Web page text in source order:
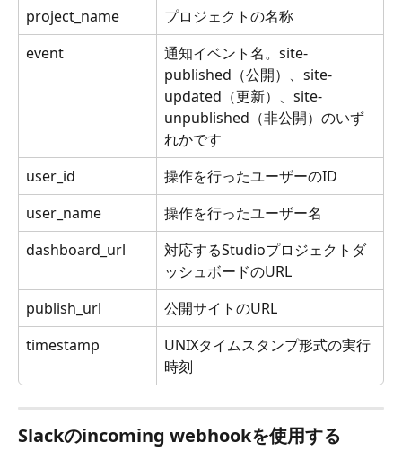
project_name
プロジェクトの名称
event
通知イベント名。site-
published（公開）、site-
updated（更新）、site-
unpublished（非公開）のいず
れかです
user_id
操作を行ったユーザーのID
user_name
操作を行ったユーザー名
dashboard_url
対応するStudioプロジェクトダ
ッシュボードのURL
publish_url
公開サイトのURL
timestamp
UNIXタイムスタンプ形式の実行
時刻
Slackのincoming webhookを使用する